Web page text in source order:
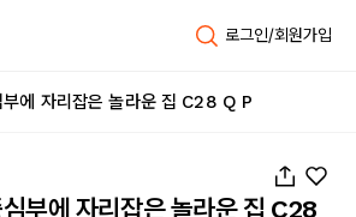
로그인/회원가입
부에 자리잡은 놀라운 집 C28 Q P
부에 자리잡은 놀라운 집 C28